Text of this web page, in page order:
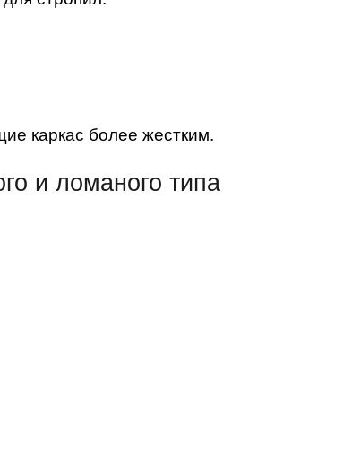
каркас более жестким.
и ломаного типа